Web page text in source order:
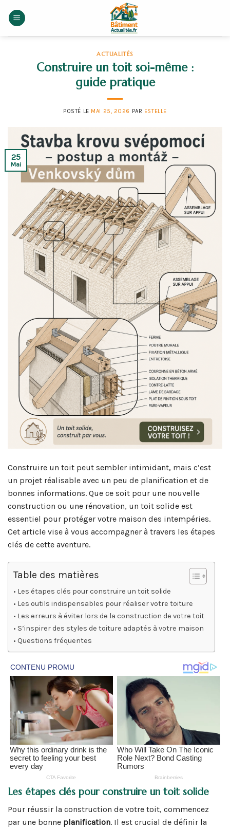
ACTUALITÉS
Construire un toit soi-même :
guide pratique
POSTÉ LE MAI 25, 2026 PAR ESTELLE
25
Mai
Construire un toit peut sembler intimidant, mais c’est
un projet réalisable avec un peu de planification et de
bonnes informations. Que ce soit pour une nouvelle
construction ou une rénovation, un toit solide est
essentiel pour protéger votre maison des intempéries.
Cet article vise à vous accompagner à travers les étapes
clés de cette aventure.
Table des matières
Les étapes clés pour construire un toit solide
Les outils indispensables pour réaliser votre toiture
Les erreurs à éviter lors de la construction de votre toit
S’inspirer des styles de toiture adaptés à votre maison
Questions fréquentes
Les étapes clés pour construire un toit solide
Pour réussir la construction de votre toit, commencez
par une bonne planification. Il est crucial de définir la